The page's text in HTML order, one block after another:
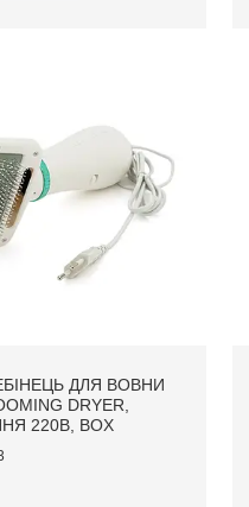
ДЛЯ ВОВНИ
DRYER,
220В, BOX